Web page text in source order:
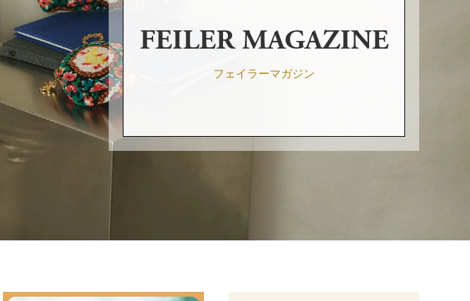
FEILER MAGAZINE
フェイラーマガジン